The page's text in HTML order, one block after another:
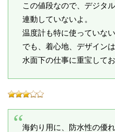
この値段なので、デジタ
連動していないよ。
温度計も特に使っていな
でも、着心地、デザイン
水面下の仕事に重宝してお
海釣り用に、防水性の優